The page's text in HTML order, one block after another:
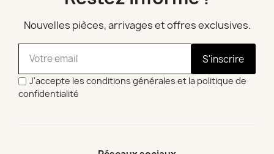
Nouvelles pièces, arrivages et offres exclusives.
S'inscrire
J'accepte les conditions générales et la politique de
confidentialité